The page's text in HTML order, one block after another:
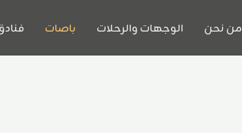
من نحن الوجهات والرحلات باصات